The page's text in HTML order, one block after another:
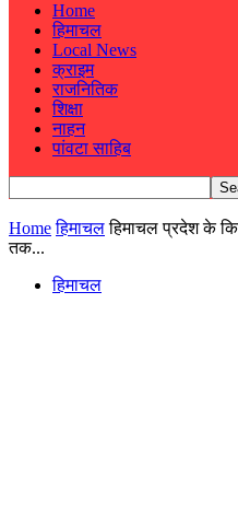
Home
हिमाचल
Local News
क्राइम
राजनितिक
शिक्षा
नाहन
पांवटा साहिब
Home हिमाचल हिमाचल प्रदेश के
तक...
हिमाचल